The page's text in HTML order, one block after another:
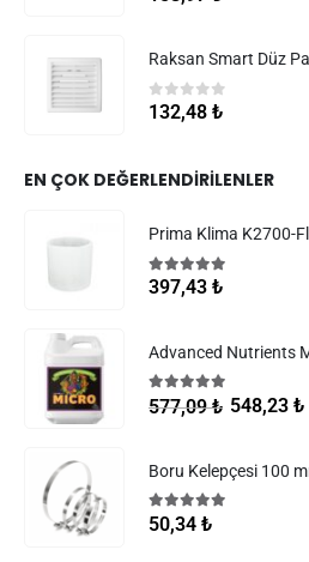
Raksan Smart Düz
05 üzerinden
132,48 ₺
EN ÇOK DEĞERLENDIRILENLER
5.00 5 üzerinden
397,43 ₺
Advanced Nutrients
5.005 üzerinden
577,09₺ 548,23 ₺
Boru Kelepçesi 100
5.00 5 üzerinden
50,34 ₺